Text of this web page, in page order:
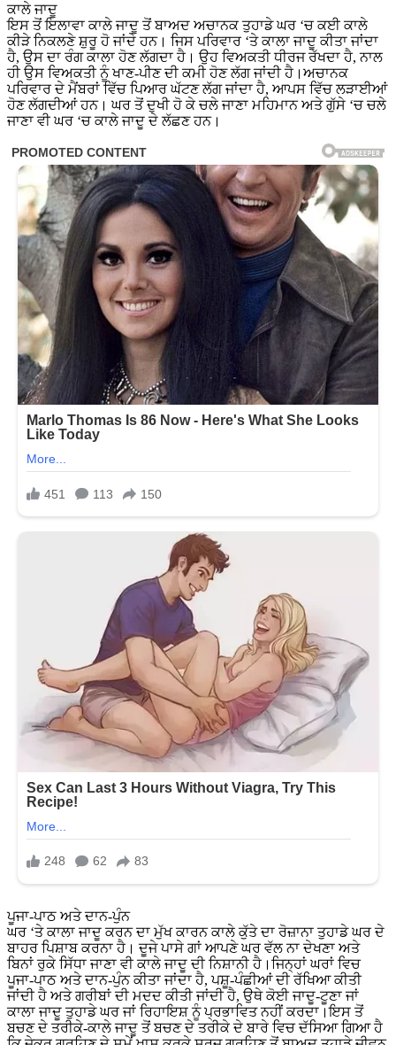
ਕਾਲੇ ਜਾਦੂ
ਇਸ ਤੋਂ ਇਲਾਵਾ ਕਾਲੇ ਜਾਦੂ ਤੋਂ ਬਾਅਦ ਅਚਾਨਕ ਤੁਹਾਡੇ ਘਰ ‘ਚ ਕਈ ਕਾਲੇ
ਕੀੜੇ ਨਿਕਲਣੇ ਸ਼ੁਰੂ ਹੋ ਜਾਂਦੇ ਹਨ। ਜਿਸ ਪਰਿਵਾਰ ‘ਤੇ ਕਾਲਾ ਜਾਦੂ ਕੀਤਾ ਜਾਂਦਾ
ਹੈ, ਉਸ ਦਾ ਰੰਗ ਕਾਲਾ ਹੋਣ ਲੱਗਦਾ ਹੈ। ਉਹ ਵਿਅਕਤੀ ਧੀਰਜ ਰੱਖਦਾ ਹੈ, ਨਾਲ
ਹੀ ਉਸ ਵਿਅਕਤੀ ਨੂੰ ਖਾਣ-ਪੀਣ ਦੀ ਕਮੀ ਹੋਣ ਲੱਗ ਜਾਂਦੀ ਹੈ।ਅਚਾਨਕ
ਪਰਿਵਾਰ ਦੇ ਮੈਂਬਰਾਂ ਵਿੱਚ ਪਿਆਰ ਘੱਟਣ ਲੱਗ ਜਾਂਦਾ ਹੈ, ਆਪਸ ਵਿੱਚ ਲੜਾਈਆਂ
ਹੋਣ ਲੱਗਦੀਆਂ ਹਨ। ਘਰ ਤੋਂ ਦੁਖੀ ਹੋ ਕੇ ਚਲੇ ਜਾਣਾ ਮਹਿਮਾਨ ਅਤੇ ਗੁੱਸੇ ‘ਚ ਚਲੇ
ਜਾਣਾ ਵੀ ਘਰ ‘ਚ ਕਾਲੇ ਜਾਦੂ ਦੇ ਲੱਛਣ ਹਨ।
ਪੂਜਾ-ਪਾਠ ਅਤੇ ਦਾਨ-ਪੁੰਨ
ਘਰ ‘ਤੇ ਕਾਲਾ ਜਾਦੂ ਕਰਨ ਦਾ ਮੁੱਖ ਕਾਰਨ ਕਾਲੇ ਕੁੱਤੇ ਦਾ ਰੋਜ਼ਾਨਾ ਤੁਹਾਡੇ ਘਰ ਦੇ
ਬਾਹਰ ਪਿਸ਼ਾਬ ਕਰਨਾ ਹੈ। ਦੂਜੇ ਪਾਸੇ ਗਾਂ ਆਪਣੇ ਘਰ ਵੱਲ ਨਾ ਦੇਖਣਾ ਅਤੇ
ਬਿਨਾਂ ਰੁਕੇ ਸਿੱਧਾ ਜਾਣਾ ਵੀ ਕਾਲੇ ਜਾਦੂ ਦੀ ਨਿਸ਼ਾਨੀ ਹੈ।ਜਿਨ੍ਹਾਂ ਘਰਾਂ ਵਿਚ
ਪੂਜਾ-ਪਾਠ ਅਤੇ ਦਾਨ-ਪੁੰਨ ਕੀਤਾ ਜਾਂਦਾ ਹੈ, ਪਸ਼ੂ-ਪੰਛੀਆਂ ਦੀ ਰੱਖਿਆ ਕੀਤੀ
ਜਾਂਦੀ ਹੈ ਅਤੇ ਗਰੀਬਾਂ ਦੀ ਮਦਦ ਕੀਤੀ ਜਾਂਦੀ ਹੈ, ਉਥੇ ਕੋਈ ਜਾਦੂ-ਟੂਣਾ ਜਾਂ
ਕਾਲਾ ਜਾਦੂ ਤੁਹਾਡੇ ਘਰ ਜਾਂ ਰਿਹਾਇਸ਼ ਨੂੰ ਪ੍ਰਭਾਵਿਤ ਨਹੀਂ ਕਰਦਾ।ਇਸ ਤੋਂ
ਬਚਣ ਦੇ ਤਰੀਕੇ-ਕਾਲੇ ਜਾਦੂ ਤੋਂ ਬਚਣ ਦੇ ਤਰੀਕੇ ਦੇ ਬਾਰੇ ਵਿਚ ਦੱਸਿਆ ਗਿਆ ਹੈ